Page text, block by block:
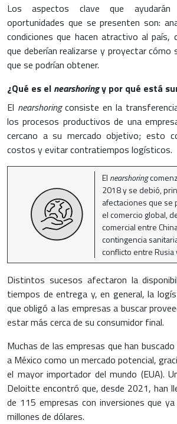
Los aspectos clave que
oportunidades que se presenten son:
condiciones que hacen atractivo al país,
que deberían realizarse y proyectar cómo
que se podrían obtener.
¿Qué es el nearshoringy por qué está
El nearshoringconsiste en la
los procesos productivos de una
cercano a su mercado objetivo; esto
costos y evitar contratiempos logísticos.
El nearshoring
2018 y se debió,
afectaciones que
el comercio global,
comercial entre
contingencia
conflicto entre Rusia
Distintos sucesos afectaron la
tiempos de entrega y, en general, la
que obligó a las empresas a buscar
estar más cerca de su consumidor final.
Muchas de las empresas que han
a México como un mercado potencial,
el mayor importador del mundo (EUA).
Deloitte encontró que, desde 2021, han
de 115 empresas con inversiones que
millones de dólares.